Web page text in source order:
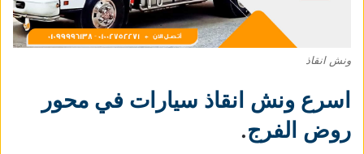
ونش انقاذ
اسرع ونش انقاذ سيارات في محور
روض الفرج.